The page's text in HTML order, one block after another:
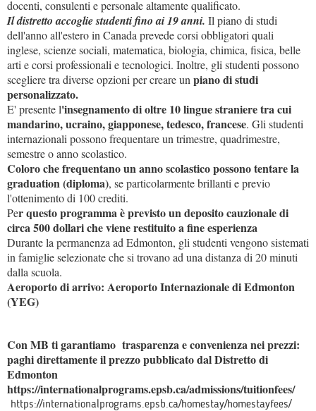
docenti, consulenti e personale altamente qualificato.
Il distretto accoglie studenti fino ai 19 anni. Il piano di studi
dell'anno all'estero in Canada prevede corsi obbligatori quali
inglese, scienze sociali, matematica, biologia, chimica, fisica, belle
arti e corsi professionali e tecnologici. Inoltre, gli studenti possono
scegliere tra diverse opzioni per creare un piano di studi
personalizzato.
E' presente l'insegnamento di oltre 10 lingue straniere tra cui
mandarino, ucraino, giapponese, tedesco, francese. Gli studenti
internazionali possono frequentare un trimestre, quadrimestre,
semestre o anno scolastico.
Coloro che frequentano un anno scolastico possono tentare la
graduation (diploma), se particolarmente brillanti e previo
l'ottenimento di 100 crediti.
Per questo programma è previsto un deposito cauzionale di
circa 500 dollari che viene restituito a fine esperienza
Durante la permanenza ad Edmonton, gli studenti vengono sistemati
in famiglie selezionate che si trovano ad una distanza di 20 minuti
dalla scuola.
Aeroporto di arrivo: Aeroporto Internazionale di Edmonton
(YEG)
Con MB ti garantiamo trasparenza e convenienza nei prezzi:
paghi direttamente il prezzo pubblicato dal Distretto di
Edmonton
https://internationalprograms.epsb.ca/admissions/tuitionfees/
https://internationalprograms.epsb.ca/homestay/homestayfees/